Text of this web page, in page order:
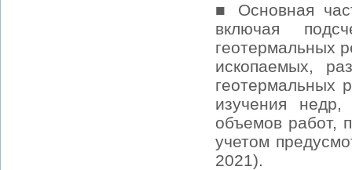
■ Основная
включая
геотермальных
ископаемых,
геотермальных
изучения недр,
объемов работ,
учетом
2021).